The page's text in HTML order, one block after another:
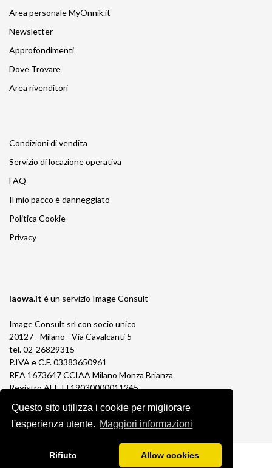
Questo sito utilizza i cookie per migliorare
l'esperienza utente. Maggiori informazioni
Rifiuto Allow cookies
Area personale MyOnnik.it
Newsletter
Approfondimenti
Dove Trovare
Area rivenditori
Condizioni di vendita
Servizio di locazione operativa
FAQ
Il mio pacco è danneggiato
Politica Cookie
Privacy
laowa.it è un servizio Image Consult
Image Consult srl con socio unico
20127 - Milano - Via Cavalcanti 5
tel. 02-26829315
P.IVA e C.F. 03383650961
REA 1673647 CCIAA Milano Monza Brianza
Registro AEE IT19030000011245